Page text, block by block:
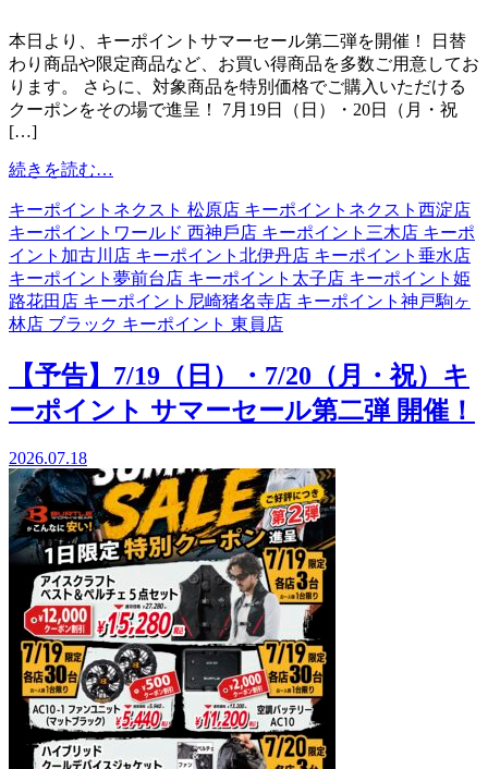
＋」
で
MAHYO（魔
氷
®）
が
紹
介
さ
れ
ま
本日より、キーポイントサマーセール第二弾を開催！ 日替
わり商品や限定商品など、お買い得商品を多数ご用意してお
ります。 さらに、対象商品を特別価格でご購入いただける
クーポンをその場で進呈！ 7月19日（日）・20日（月・祝
[…]
続きを読む…
催
中】
キ
ー
ポ
イ
ト
サ
マ
ー
ル
第
二
弾！
キーポイントネクスト 松原店 キーポイントネクスト西淀店
キーポイントワールド ⻄神戶店 キーポイント三木店 キーポ
イント加古川店 キーポイント北伊丹店 キーポイント垂水店
キーポイント夢前台店 キーポイント太子店 キーポイント姫
路花田店 キーポイント尼崎猪名寺店 キーポイント神戸駒ヶ
林店 ブラック キーポイント 東員店
【予告】7/19（日）・7/20（月・祝）キ
ーポイント サマーセール第二弾 開催！
2026.07.18